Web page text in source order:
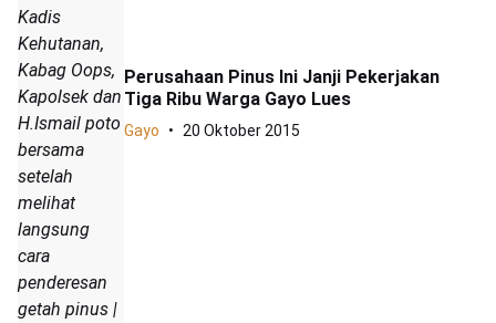
Kadis
Kehutanan,
Kabag Oops,
Kapolsek dan
H.Ismail poto
bersama
setelah
melihat
langsung
cara
penderesan
getah pinus |
Perusahaan Pinus Ini Janji Pekerjakan
Tiga Ribu Warga Gayo Lues
Gayo 20 Oktober 2015